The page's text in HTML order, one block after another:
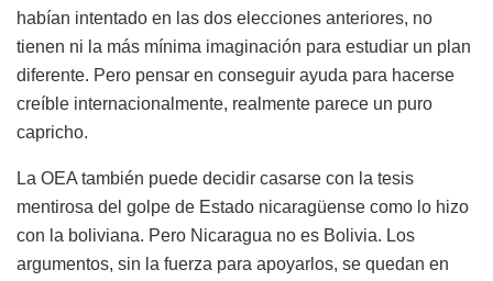
habían intentado en las dos elecciones anteriores, no
tienen ni la más mínima imaginación para estudiar un plan
diferente. Pero pensar en conseguir ayuda para hacerse
creíble internacionalmente, realmente parece un puro
capricho.
La OEA también puede decidir casarse con la tesis
mentirosa del golpe de Estado nicaragüense como lo hizo
con la boliviana. Pero Nicaragua no es Bolivia. Los
argumentos, sin la fuerza para apoyarlos, se quedan en